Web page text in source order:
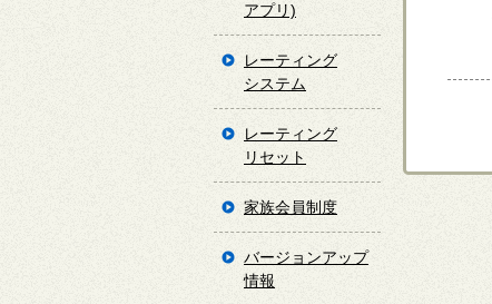
アプリ)
レーティング
システム
レーティング
リセット
家族会員制度
バージョンアップ
情報